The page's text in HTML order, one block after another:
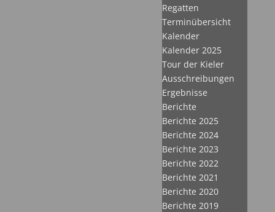
Regatten
Terminübersicht
Kalender
Kalender 2025
Tour der Kieler
Ausschreibungen
Ergebnisse
Berichte
Berichte 2025
Berichte 2024
Berichte 2023
Berichte 2022
Berichte 2021
Berichte 2020
Berichte 2019